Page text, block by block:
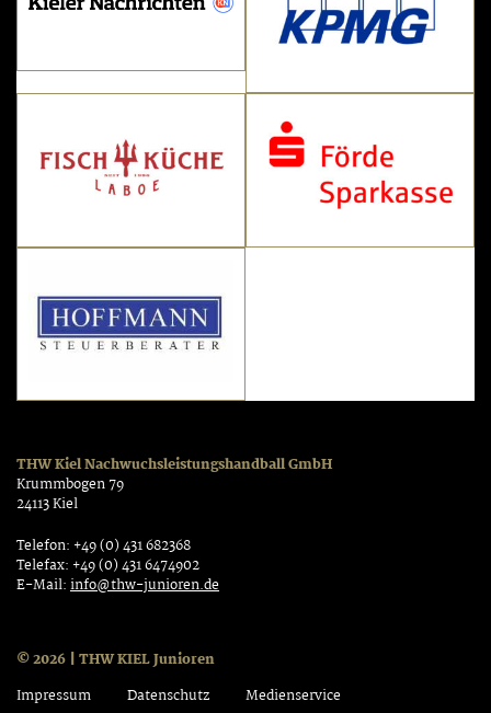
THW Kiel Nachwuchsleistungshandball GmbH
Krummbogen 79
24113 Kiel
Telefon: +49 (0) 431 682368
Telefax: +49 (0) 431 6474902
E-Mail:info@thw-junioren.de
© 2026 | THW KIEL Junioren
Impressum
Datenschutz Medienservice